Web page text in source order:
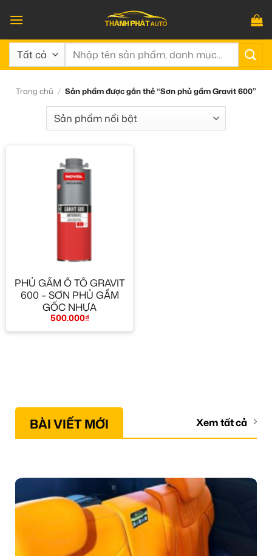
qua
nội
dung
Tìm
Trang chủ / Sản phẩm được gắn thẻ “Sơn phủ gầm Gravit 600”
PHỦ GẦM Ô TÔ GRAVIT
600 – SƠN PHỦ GẦM
GỐC NHỰA
500.000₫
BÀI VIẾT MỚI Xem tất cả